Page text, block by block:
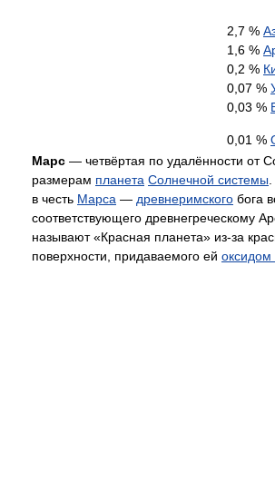
2,7 %
1,6 %
0,2 %
0,07 %
0,03 %
0,01 %
Марс — четвёртая по удалённости от
размерам планета Солнечной системы
в честь Марса — древнеримского бога
соответствующего древнегреческому
называют «Красная планета» из-за
поверхности, придаваемого ей оксидом